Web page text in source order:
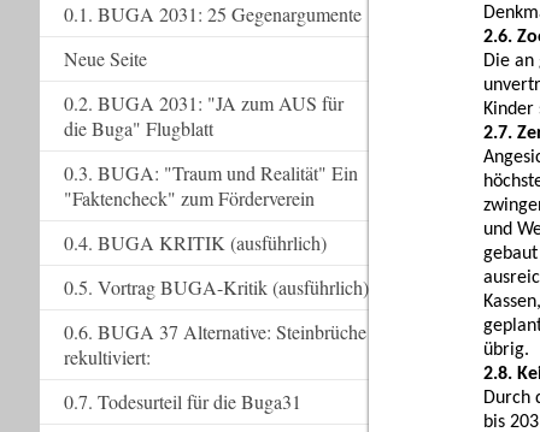
2.6.
Die an
Kinder
2.7.
und
übrig.
2.8.
Durch
bis
0.1. BUGA 2031: 25 Gegenargumente
Neue Seite
0.2. BUGA 2031: "JA zum AUS für
die Buga" Flugblatt
0.3. BUGA: "Traum und Realität" Ein
"Faktencheck" zum Förderverein
0.4. BUGA KRITIK (ausführlich)
0.5. Vortrag BUGA-Kritik (ausführlich)
0.6. BUGA 37 Alternative: Steinbrüche
rekultiviert:
0.7. Todesurteil für die Buga31